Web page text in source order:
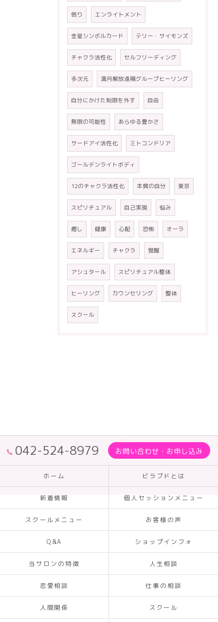
悟り エンライトメント
金星シンボルカード テリー・サイモンズ
チャクラ活性化 セルフリーディング
多次元 満月解放遠隔グループヒーリング
自分にかけた制限を外す 自由
無限の可能性 あらゆる豊かさ
サードアイ活性化 ミトコンドリア
ゴールデンライトボディ
12のチャクラ活性化 本質の自分 東京
スピリチュアル 自己実現 悩み
癒し 健康 心配 恐怖 オーラ
エネルギー チャクラ 覚醒
アシュタール スピリチュアル整体
ヒーリング カウンセリング 整体
スクール
042-524-8979 お問い合わせ・お申し込み
ホーム ビラブドとは
新着情報 個人セッションメニュー
スクールメニュー お客様の声
Q&A ショップインフォ
当サロンの特徴 人生相談
恋愛相談 仕事の相談
人間関係 スクール